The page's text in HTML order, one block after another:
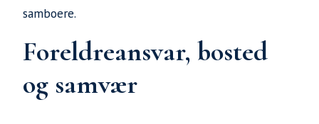
samboere.
Foreldreansvar, bosted
og samvær